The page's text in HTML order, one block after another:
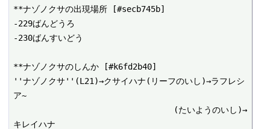
**ナゾノクサの出現場所 [#secb745b]
-229ばんどうろ
-230ばんすいどう
**ナゾノクサのしんか [#k6fd2b40]
''ナゾノクサ''(L21)→クサイハナ(リーフのいし)→ラフレシ
ア~
(たいようのいし)→